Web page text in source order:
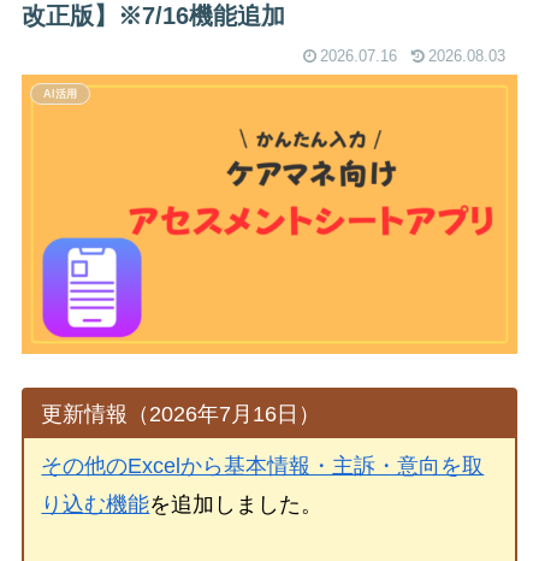
改正版】※7/16機能追加
2026.07.16 2026.08.03
AI活用
更新情報（2026年7月16日）
その他のExcelから基本情報・主訴・意向を取
り込む機能を追加しました。